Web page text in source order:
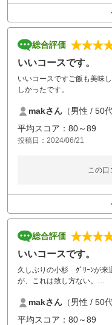
総合評価
いいコースです。
いいコースですご飯も美味
しかったです。
makさん （男性 / 50代
平均スコア：80～89
投稿日：2024/06/21
この口
総合評価
いいコースです。
久しぶりの小杉 ｸﾞﾘｰﾝが来
が、これは致し方ない。
makさん （男性 / 50代
平均スコア：80～89